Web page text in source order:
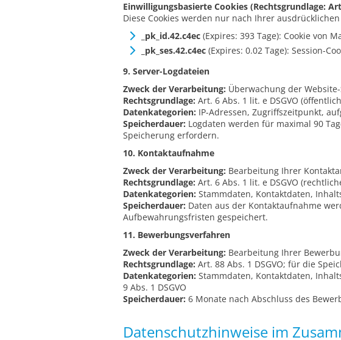
Einwilligungsbasierte Cookies (Rechtsgrundlage:
Diese Cookies werden nur nach Ihrer
_pk_id.42.c4ec (Expires: 393 Tage): Cookie von
_pk_ses.42.c4ec (Expires: 0.02 Tage): Session-
9. Server-Logdateien
Zweck der Verarbeitung: Überwachung der
Rechtsgrundlage: Art. 6 Abs. 1 lit. e DSGVO
Datenkategorien: IP-Adressen, Zugriffszeitpunkt,
Speicherdauer: Logdaten werden für maximal 90
Speicherung erfordern.
10. Kontaktaufnahme
Zweck der Verarbeitung: Bearbeitung Ihrer
Rechtsgrundlage: Art. 6 Abs. 1 lit. e DSGVO
Datenkategorien: Stammdaten, Kontaktdaten,
Speicherdauer: Daten aus der Kontaktaufnahme
Aufbewahrungsfristen gespeichert.
11. Bewerbungsverfahren
Zweck der Verarbeitung: Bearbeitung Ihrer
Rechtsgrundlage: Art. 88 Abs. 1 DSGVO; für die
Datenkategorien: Stammdaten, Kontaktdaten,
9 Abs. 1 DSGVO
Speicherdauer: 6 Monate nach Abschluss des
Datenschutzhinweise im